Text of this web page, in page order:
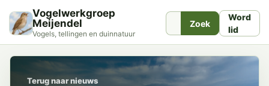
Vogelwerkgroep
Meijendel
Vogels, tellingen en duinnatuur
Zoek
Word
lid
Terug naar nieuws